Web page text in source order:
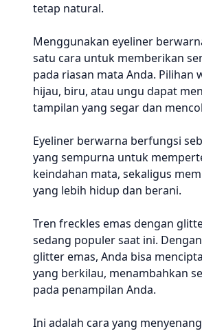
tetap natural.
Menggunakan eyeliner
satu cara untuk memberikan
pada riasan mata Anda. Pilihan
hijau, biru, atau ungu dapat
tampilan yang segar dan
Eyeliner berwarna berfungsi
yang sempurna untuk
keindahan mata, sekaligus
yang lebih hidup dan berani.
Tren freckles emas dengan
sedang populer saat ini.
glitter emas, Anda bisa
yang berkilau, menambahkan
pada penampilan Anda.
Ini adalah cara yang